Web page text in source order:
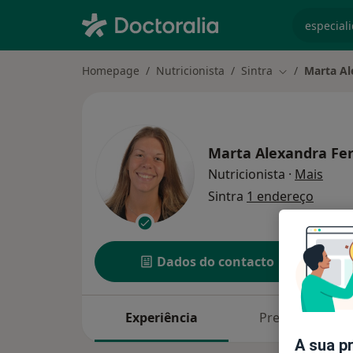
Homepage Nutricionista Sintra Mudar de
Marta
Marta Alexandra
Nutricionista · Mais
Sintra 1 endereço
Dados do contacto
Experiência Preços
A sua